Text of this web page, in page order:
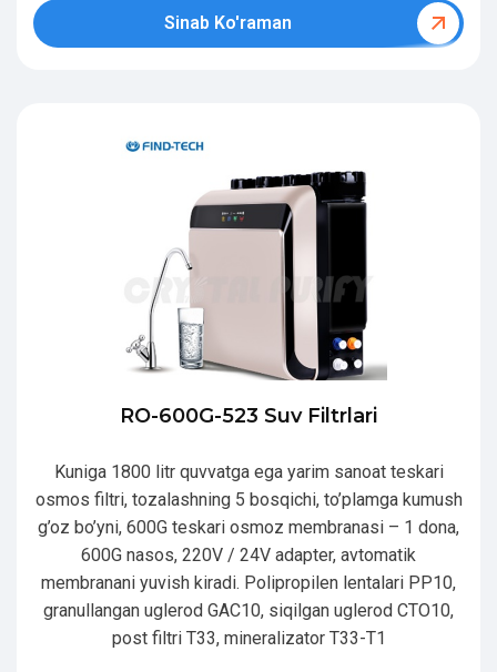
Sinab Ko'raman
RO-600G-523 Suv Filtrlari
Kuniga 1800 litr quvvatga ega yarim sanoat teskari
osmos filtri, tozalashning 5 bosqichi, to’plamga kumush
g’oz bo’yni, 600G teskari osmoz membranasi – 1 dona,
600G nasos, 220V / 24V adapter, avtomatik
membranani yuvish kiradi. Polipropilen lentalari PP10,
granullangan uglerod GAC10, siqilgan uglerod CTO10,
post filtri T33, mineralizator T33-T1